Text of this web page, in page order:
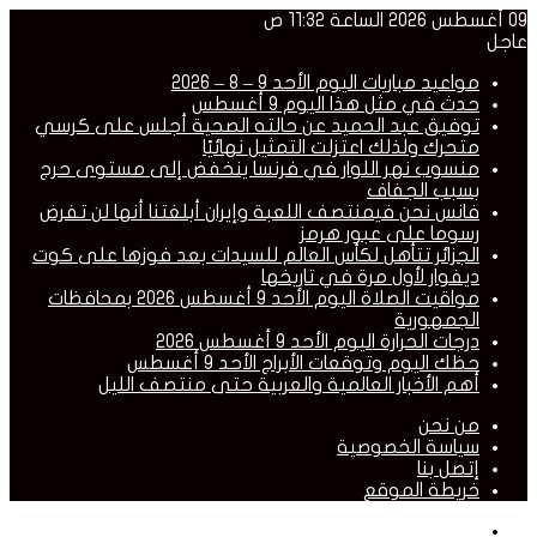
09 أغسطس 2026 الساعة 11:32 ص
عاجل
مواعيد مباريات اليوم الأحد 9 – 8 – 2026
حدث في مثل هذا اليوم 9 أغسطس
توفيق عبد الحميد عن حالته الصحية أجلس على كرسي
متحرك ولذلك اعتزلت التمثيل نهائيًا
منسوب نهر اللوار في فرنسا ينخفض إلى مستوى حرج
بسبب الجفاف
فانس نحن فيمنتصف اللعبة وإيران أبلغتنا أنها لن تفرض
رسوما على عبور هرمز
الجزائر تتأهل لكأس العالم للسيدات بعد فوزها على كوت
ديفوار لأول مرة في تاريخها
مواقيت الصلاة اليوم الأحد 9 أغسطس 2026 بمحافظات
الجمهورية
درجات الحرارة اليوم الأحد 9 أغسطس 2026
حظك اليوم وتوقعات الأبراج الأحد 9 أغسطس
أهم الأخبار العالمية والعربية حتى منتصف الليل
من نحن
سياسة الخصوصية
إتصل بنا
خريطة الموقع